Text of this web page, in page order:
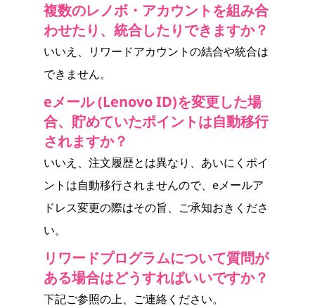
複数のレノボ・アカウントを組み合
わせたり、統合したりできますか？
いいえ、リワードアカウントの結合や統合は
できません。
eメール (Lenovo ID)を変更した場
合、貯めていたポイントは自動移行
されますか？
いいえ、注文履歴とは異なり、あいにくポイ
ントは自動移行されませんので、eメールア
ドレス変更の際はその旨、ご承知おきくださ
い。
リワードプログラムについて質問が
ある場合はどうすればいいですか？
下記ご参照の上、ご連絡ください。